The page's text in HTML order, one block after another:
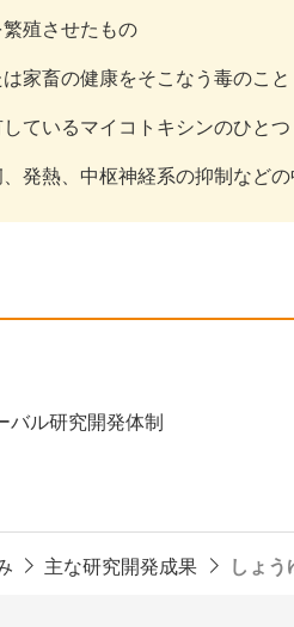
殖させたもの
家畜の健康をそこなう毒のこと
ているマイコトキシンのひとつ
発熱、中枢神経系の抑制など
バル研究開発体制
主な研究開発成果 しょ